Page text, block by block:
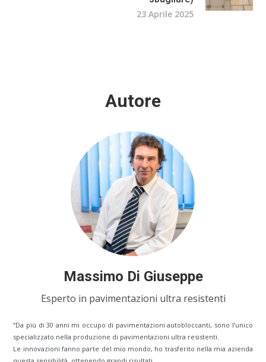
23 Aprile 2025
Autore
Massimo Di Giuseppe
Esperto in pavimentazioni ultra resistenti
“Da più di 30 anni mi occupo di pavimentazioni autobloccanti, sono l’unico
specializzato nella produzione di pavimentazioni ultra resistenti.
Le innovazioni fanno parte del mio mondo, ho trasferito nella mia azienda